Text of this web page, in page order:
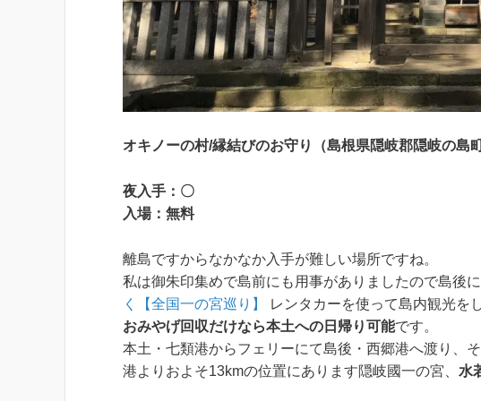
オキノーの村/縁結びのお守り（島根県隠岐郡隠岐の島
夜入手：〇
入場：無料
離島ですからなかなか入手が難しい場所ですね。
私は御朱印集めで島前にも用事がありましたので島後
く【全国一の宮巡り】
レンタカーを使って島内観光を
おみやげ回収だけなら本土への日帰り可能です。
本土・七類港からフェリーにて島後・西郷港へ渡り、
港よりおよそ13kmの位置にあります隠岐國一の宮、 水